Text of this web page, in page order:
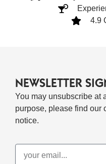
4.9
NEWSLETTER
You may unsubscribe at
purpose, please find our
notice.